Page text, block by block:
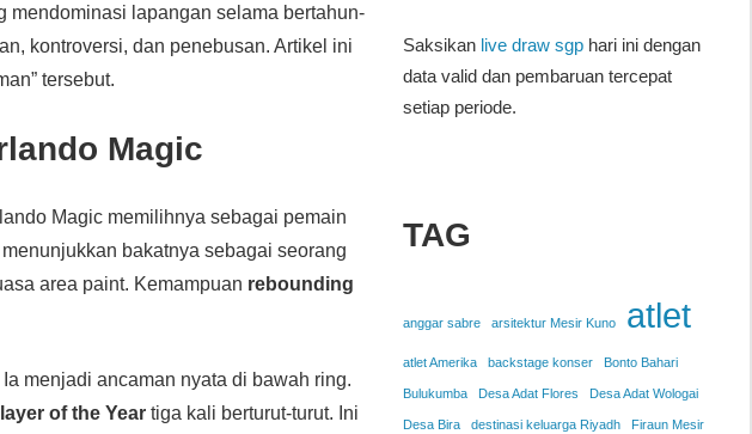
mendominasi lapangan selama bertahun-
kontroversi, dan penebusan. Artikel ini
tersebut.
Magic
Magic memilihnya sebagai pemain
bakatnya sebagai seorang
area paint. Kemampuan rebounding
menjadi ancaman nyata di bawah ring.
of the Year tiga kali berturut-turut. Ini
Saksikan live draw sgphari ini dengan
data valid dan pembaruan tercepat
setiap periode.
TAG
anggar sabre arsitektur Mesir Kuno atlet
atlet Amerika backstage konser Bonto Bahari
Bulukumba Desa Adat Flores Desa Adat Wologai
Desa Bira destinasi keluarga Riyadh Firaun Mesir